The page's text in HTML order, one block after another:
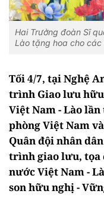
Hai Trưởng đoàn Sĩ
Lào tặng hoa cho
Tối 4/7, tại Nghệ
trình Giao lưu
Việt Nam - Lào
phòng Việt Nam
Quân đội nhân
trình giao lưu, tọa
nước Việt Nam -
son hữu nghị -